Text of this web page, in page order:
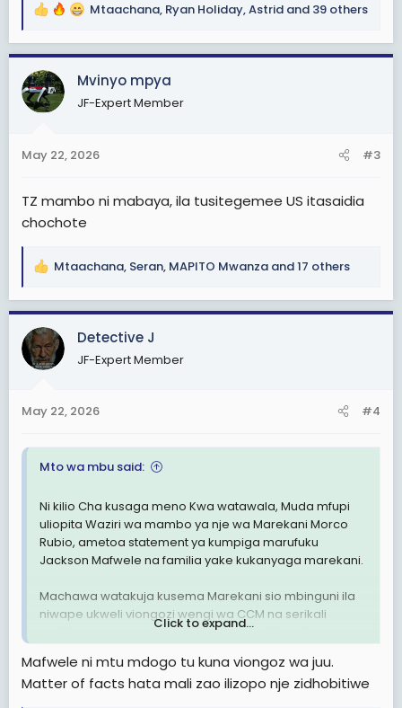
R
a
c
t
i
s
Mtaachana, Ryan Holiday,Astrid and 39 others
Mvinyo mpya
JF-Expert Member
May 22, 2026 #3
TZ mambo ni mabaya, ila tusitegemee US itasaidia
chochote
R
a
c
t
i
s
Mtaachana, Seran, MAPITO Mwanza and 17 others
Detective J
JF-Expert Member
May 22, 2026 #4
Mto wa mbu said:
Ni kilio Cha kusaga meno Kwa watawala, Muda mfupi
uliopita Waziri wa mambo ya nje wa Marekani Morco
Rubio, ametoa statement ya kumpiga marufuku
Jackson Mafwele na familia yake kukanyaga marekani.
Machawa watakuja kusema Marekani sio mbinguni ila
niwape ukweli viongozi wengi wa CCM na serikali
watoto wao wanasoma America au nchi za ulaya.
pigo kubwa Kwa watoto wake pia.
Click to expand...
Mafwele ni mtu mdogo tu kuna viongoz wa juu.
Matter of facts hata mali zao ilizopo nje zidhobitiwe